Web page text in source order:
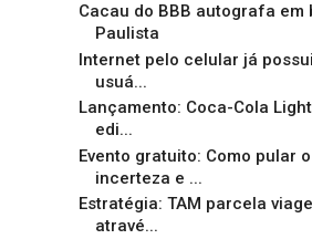
Cacau do BBB autografa em
Paulista
Internet pelo celular já
usuá...
Lançamento: Coca-Cola
edi...
Evento gratuito: Como pular
incerteza e ...
Estratégia: TAM parcela
atravé...